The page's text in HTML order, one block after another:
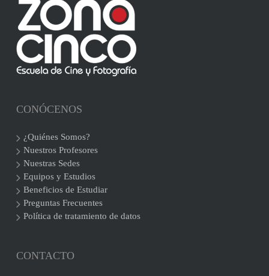
CONÓCENOS
¿Quiénes Somos?
Nuestros Profesores
Nuestras Sedes
Equipos y Estudios
Beneficios de Estudiar
Preguntas Frecuentes
Política de tratamiento de datos
CONTACTO